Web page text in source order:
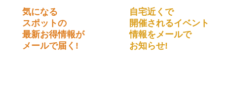
気になる
スポットの
最新お得情報が
メールで届く!
自宅近くで
開催されるイベント
情報をメールで
お知らせ!